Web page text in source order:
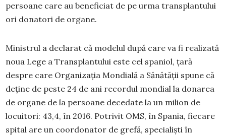
persoane care au beneficiat de pe urma transplantului
ori donatori de organe.
Ministrul a declarat că modelul după care va fi realizată
noua Lege a Transplantului este cel spaniol, țară
despre care Organizația Mondială a Sănătății spune că
deține de peste 24 de ani recordul mondial la donarea
de organe de la persoane decedate la un milion de
locuitori: 43,4, în 2016. Potrivit OMS, în Spania, fiecare
spital are un coordonator de grefă, specialiști în